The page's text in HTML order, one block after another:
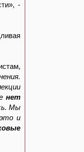
-
нет
Мы
и